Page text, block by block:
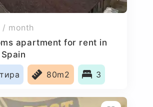
/ month
apartment for rent in
80m2 3